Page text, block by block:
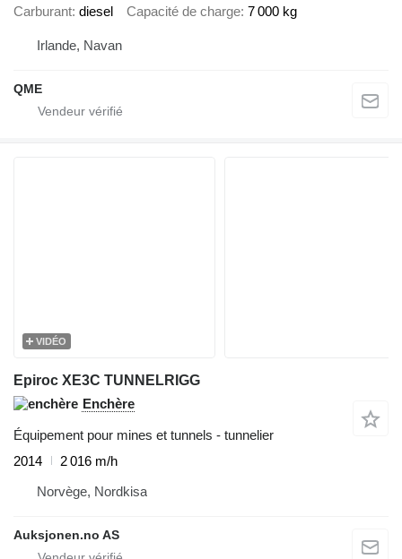
Carburant diesel Capacité de charge 7 000 kg
Irlande, Navan
QME
VIDÉO
Epiroc XE3C TUNNELRIGG
Enchère
Équipement pour mines et tunnels - tunnelier
2014
2 016 m/h
Norvège, Nordkisa
Auksjonen.no AS